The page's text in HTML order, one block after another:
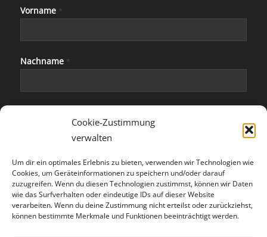
Cookie-Zustimmung
verwalten
Um dir ein optimales Erlebnis zu bieten, verwenden wir Technologien wie
Cookies, um Geräteinformationen zu speichern und/oder darauf
zuzugreifen. Wenn du diesen Technologien zustimmst, können wir Daten
wie das Surfverhalten oder eindeutige IDs auf dieser Website
verarbeiten. Wenn du deine Zustimmung nicht erteilst oder zurückziehst,
können bestimmte Merkmale und Funktionen beeinträchtigt werden.
Vorname *
Nachname *